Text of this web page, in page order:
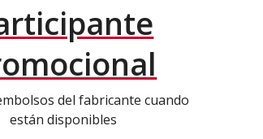
del fabricante cuando
están disponibles